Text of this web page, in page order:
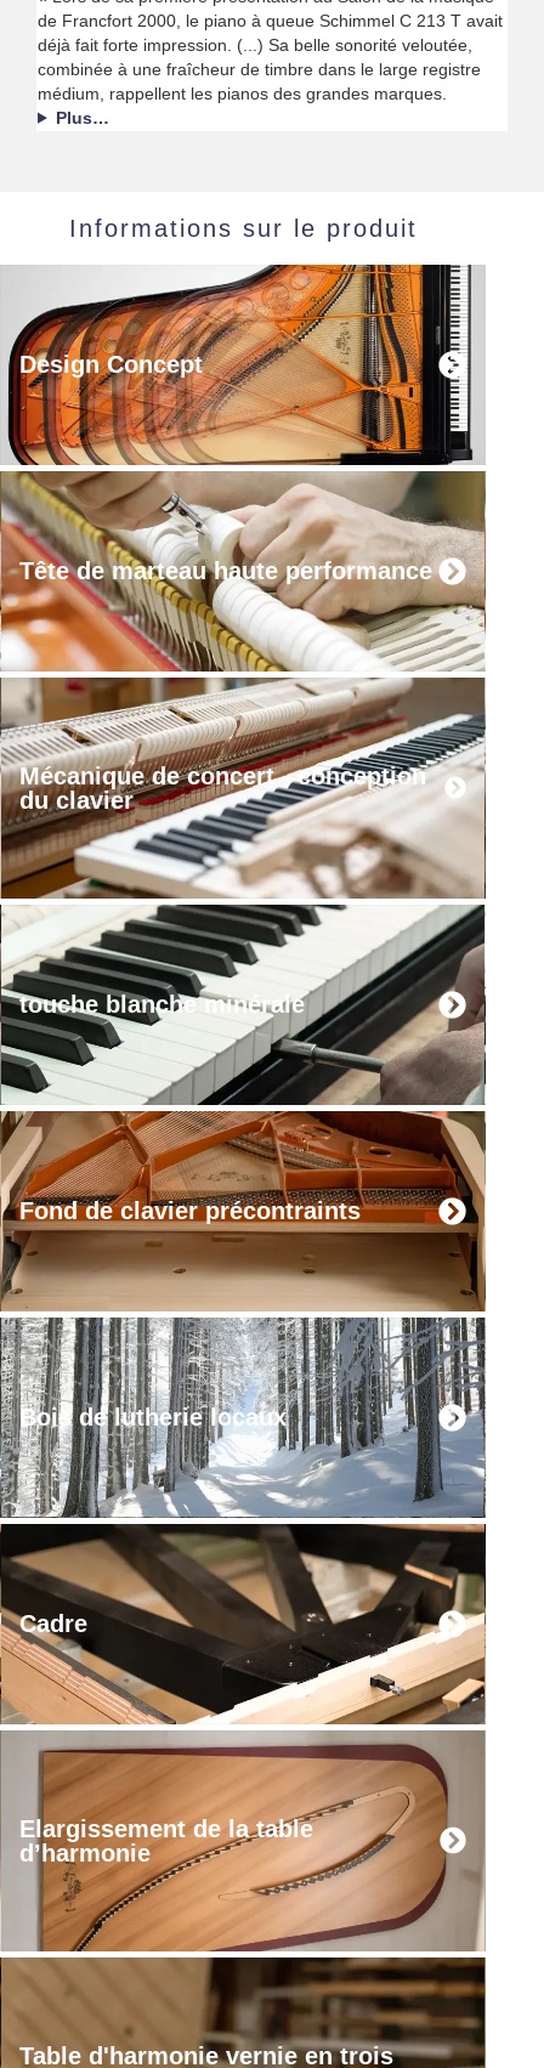
de Francfort 2000, le piano à queue Schimmel C 213 T avait
déjà fait forte impression. (...) Sa belle sonorité veloutée,
combinée à une fraîcheur de timbre dans le large registre
médium, rappellent les pianos des grandes marques.
Plus…
Informations sur le produit
Design Concept
Tête de marteau haute performance
Mécanique de concert - conception
du clavier
touche blanche minérale
Fond de clavier précontraints
Bois de lutherie locaux
Cadre
Elargissement de la table
d’harmonie
Table d'harmonie vernie en trois